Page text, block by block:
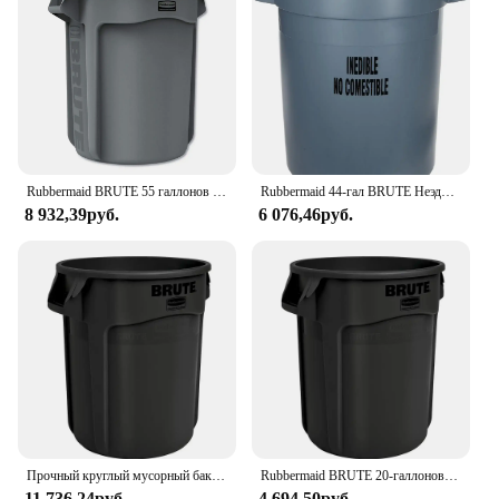
withstand the toughest environments, ensuring your
waste disposal needs are met with ease. The robust
construction and rounded corners make cleaning a
breeze, reducing maintenance time and costs.
Whether you're managing heavy-duty waste in a
warehouse or need a reliable solution for outdoor
events, the Rubbermaid BRUTE Containers are up
**Adaptive to Your Specific Needs**
is unique, the Rubbermaid BRUTE Containers come
in a variety of shapes and sizes to fit your specific
storage needs. From compact models for small
spaces to larger units for heavy-duty waste, these
containers are adaptable to your environment. The
optional lids and casters provide additional
functionality, allowing for secure and easy
transportation, ensuring your waste is contained and
organized at all times.
**Built to Last**
8 932,39руб.
Rubbermaid 44-гал BRUTE Неэдимый контейнер для обработки пищевых продуктов, серый, для ресторанов, ландшафтов, строительных площадок, склада
6 076,46руб.
Rubbermaid BRUTE 20-галлоновый сверхмощный телефон с вентиляционными каналами, черный контейнер для отходов для ландшафта, строительство